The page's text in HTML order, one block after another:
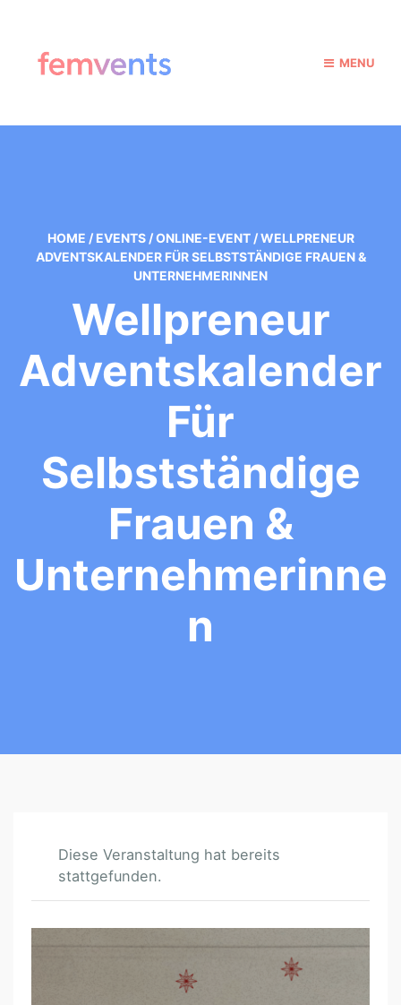
MENU
HOME / EVENTS / ONLINE-EVENT / WELLPRENEUR
ADVENTSKALENDER FÜR SELBSTSTÄNDIGE FRAUEN &
UNTERNEHMERINNEN
Wellpreneur
Adventskalender
Für
Selbstständige
Frauen &
Unternehmerinne
N
Diese Veranstaltung hat bereits
stattgefunden.
W